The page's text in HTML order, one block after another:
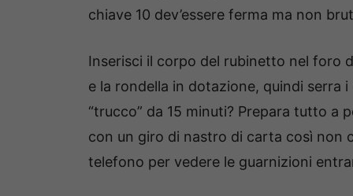
chiave 10 dev’essere ferma ma non
Inserisci il corpo del rubinetto nel foro
e la rondella in dotazione, quindi serra
“trucco” da 15 minuti? Prepara tutto
con un giro di nastro di carta così non
telefono per vedere le guarnizioni